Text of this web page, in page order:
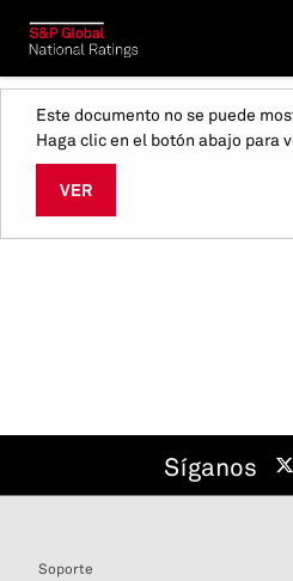
Este documento no se puede
Haga clic en el botón abajo para
VER
Síganos
Soporte